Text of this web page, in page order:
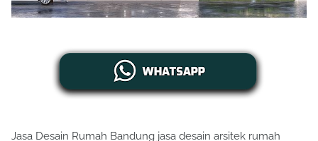
Jasa Desain Rumah Bandung jasa desain arsitek rumah